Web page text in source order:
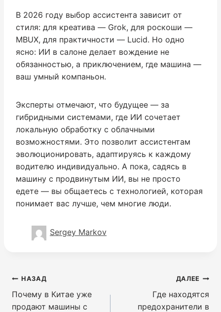
В 2026 году выбор ассистента зависит от
стиля: для креатива — Grok, для роскоши —
MBUX, для практичности — Lucid. Но одно
ясно: ИИ в салоне делает вождение не
обязанностью, а приключением, где машина —
ваш умный компаньон.
Эксперты отмечают, что будущее — за
гибридными системами, где ИИ сочетает
локальную обработку с облачными
возможностями. Это позволит ассистентам
эволюционировать, адаптируясь к каждому
водителю индивидуально. А пока, садясь в
машину с продвинутым ИИ, вы не просто
едете — вы общаетесь с технологией, которая
понимает вас лучше, чем многие люди.
Sergey Markov
Навигация
по
записям
НАЗАД
Почему в Китае уже
продают машины с
ДАЛЕЕ
Где находятся
предохранители в